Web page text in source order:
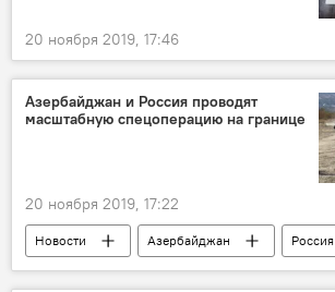
20 ноября 2019, 17:46
Азербайджан и Россия проводят
масштабную спецоперацию на границе
20 ноября 2019, 17:22
Новости Азербайджан
Россия
Политика